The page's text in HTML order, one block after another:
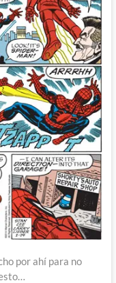
por ahí para no